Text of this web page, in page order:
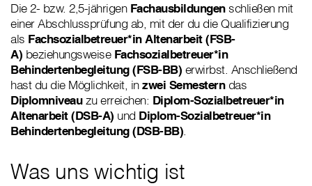
Die 2- bzw. 2,5-jährigen Fachausbildungenschließen mit
einer Abschlussprüfung ab, mit der du die Qualifizierung
als Fachsozialbetreuer*in Altenarbeit (FSB-
A) beziehungsweise Fachsozialbetreuer*in
Behindertenbegleitung (FSB-BB) erwirbst. Anschließend
hast du die Möglichkeit, inzwei Semesterndas
Diplomniveauzu erreichen: Diplom-Sozialbetreuer*in
Altenarbeit (DSB-A) und Diplom-Sozialbetreuer*in
Behindertenbegleitung (DSB-BB).
Was uns wichtig ist